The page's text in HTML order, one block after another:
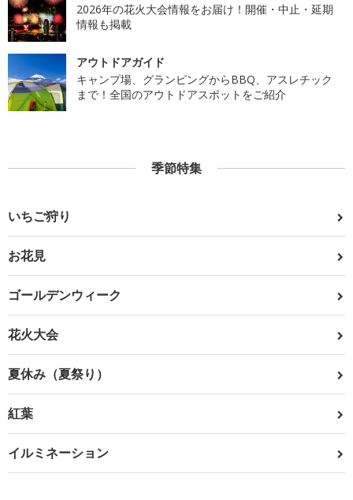
2026年の花火大会情報をお届け！開催・中止・延期
情報も掲載
アウトドアガイド
キャンプ場、グランピングからBBQ、アスレチック
まで！全国のアウトドアスポットをご紹介
季節特集
いちご狩り
お花見
ゴールデンウィーク
花火大会
夏休み（夏祭り）
紅葉
イルミネーション